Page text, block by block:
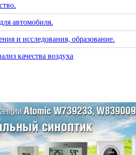
автомобиля.
и исследования, образование.
качества воздуха